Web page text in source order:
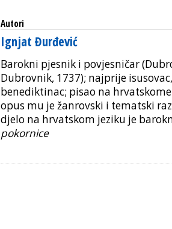
Autori
Ignjat Đurđević
Barokni pjesnik i povjesničar
Dubrovnik, 1737); najprije
benediktinac; pisao na
opus mu je žanrovski i tematski
djelo na hrvatskom jeziku je
pokornice